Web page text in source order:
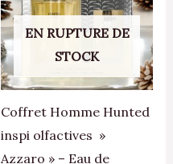
EN RUPTURE DE
STOCK
Coffret Homme Hunted
inspi olfactives »
Azzaro » – Eau de